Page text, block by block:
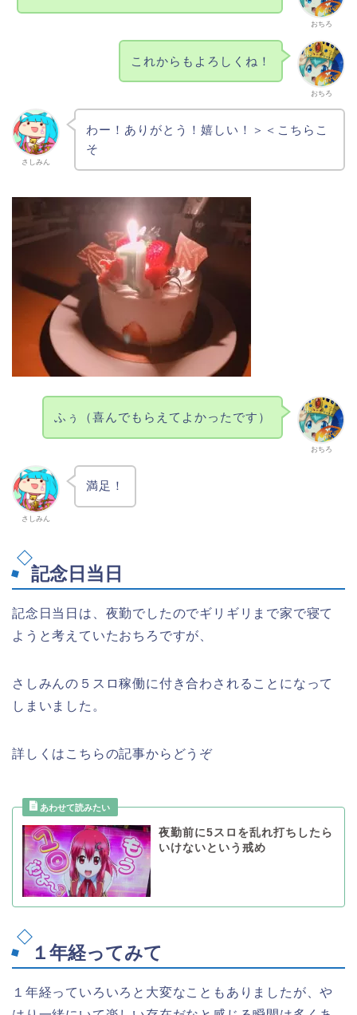
おちろ
おちろ
これからもよろしくね！
さしみん
わー！ありがとう！嬉しい！＞＜こちらこ
そ
おちろ
ふぅ（喜んでもらえてよかったです）
さしみん
満足！
記念日当日
記念日当日は、夜勤でしたのでギリギリまで家で寝て
ようと考えていたおちろですが、
さしみんの５スロ稼働に付き合わされることになって
しまいました。
詳しくはこちらの記事からどうぞ
夜勤前に5スロを乱れ打ちしたら
いけないという戒め
１年経ってみて
１年経っていろいろと大変なこともありましたが、や